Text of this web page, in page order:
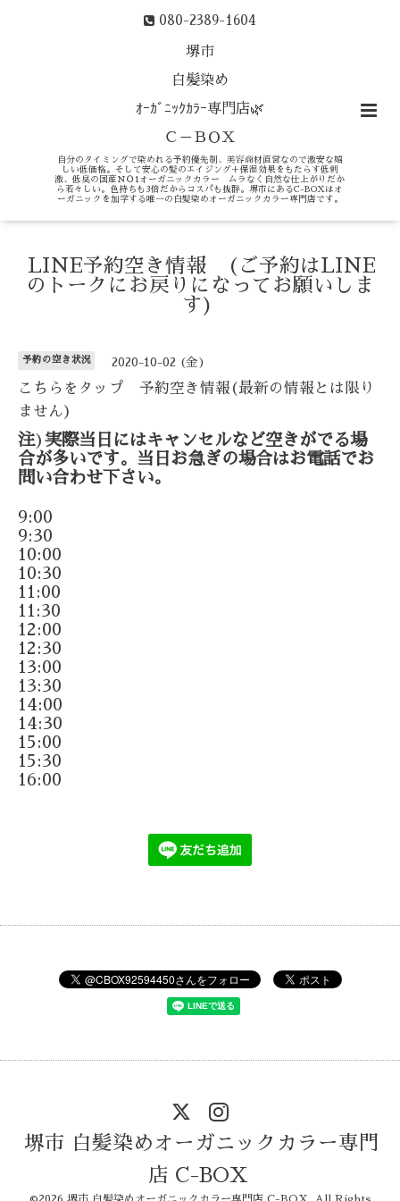
080-2389-1604
堺市
白髪染め
ｵｰｶﾞﾆｯｸｶﾗｰ専門店🌿
Ｃ－ＢＯＸ
自分のタイミングで染めれる予約優先制、美容商材直営なので激安な嬉
しい低価格。そして安心の髪のエイジング＋保湿効果をもたらす低刺
激、低臭の国産ＮＯ1オーガニックカラー ムラなく自然な仕上がりだか
ら若々しい。色持ちも3倍だからコスパも抜群。堺市にあるC-BOXはオ
ーガニックを加学する唯一の白髪染めオーガニックカラー専門店です。
LINE予約空き情報 (ご予約はLINE
のトークにお戻りになってお願いしま
す)
予約の空き状況 2020-10-02 (金)
こちらをタップ 予約空き情報(最新の情報とは限り
ません)
注) 実際当日にはキャンセルなど空きがでる場
合が多いです。当日お急ぎの場合はお電話でお
問い合わせ下さい。
9:00
9:30
10:00
10:30
11:00
11:30
12:00
12:30
13:00
13:30
14:00
14:30
15:00
15:30
16:00
堺市 白髪染めオーガニックカラー専門
店 C-BOX